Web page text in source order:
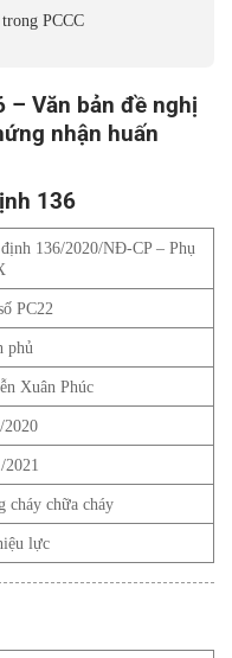
PCCC
– Văn bản đề nghị
nhận huấn
136
136/2020/NĐ-CP – Phụ
PC22
phủ
Xuân Phúc
2020
2021
cháy chữa cháy
lực